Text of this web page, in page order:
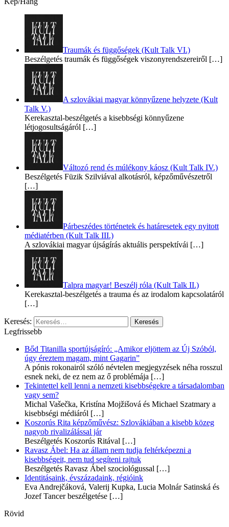
Traumák és függőségek (Kult Talk VI.)
Beszélgetés traumák és függőségek viszonyrendszereiről […]
A szlovákiai magyar könnyűzene helyzete (Kult
Talk V.)
Kerekasztal-beszélgetés a kisebbségi könnyűzene
létjogosultságáról […]
Változó rend és múlékony káosz (Kult Talk IV.)
Beszélgetés Füzik Szilviával alkotásról, képzőművészetről
[…]
Párbeszédes történetek és határesetek egy nyitott
médiatérben (Kult Talk III.)
A szlovákiai magyar újságírás aktuális perspektívái […]
Talpra magyar! Beszélj róla (Kult Talk II.)
Kerekasztal-beszélgetés a trauma és az irodalom kapcsolatáról
[…]
Keresés:
Legfrissebb
Bőd Titanilla sportújságíró: „Amikor eljöttem az Új Szóból,
úgy éreztem magam, mint Gagarin”
A pónis rokonairól szóló névtelen megjegyzések néha rosszul
esnek neki, de ez nem az ő problémája […]
Tekintettel kell lenni a nemzeti kisebbségekre a társadalomban
vagy sem?
Michal Vašečka, Kristína Mojžišová és Michael Szatmary a
kisebbségi médiáról […]
Koszorús Rita képzőművész: Szlovákiában a kisebb közeg
nagyob rivalizálással jár
Beszélgetés Koszorús Ritával […]
Ravasz Ábel: Ha az állam nem tudja feltérképezni a
kisebbségeit, nem tud segíteni rajtuk
Beszélgetés Ravasz Ábel szociológussal […]
Identitásaink, évszázadaink, régióink
Eva Andrejčáková, Valerij Kupka, Lucia Molnár Satinská és
Jozef Tancer beszélgetése […]
Rövid